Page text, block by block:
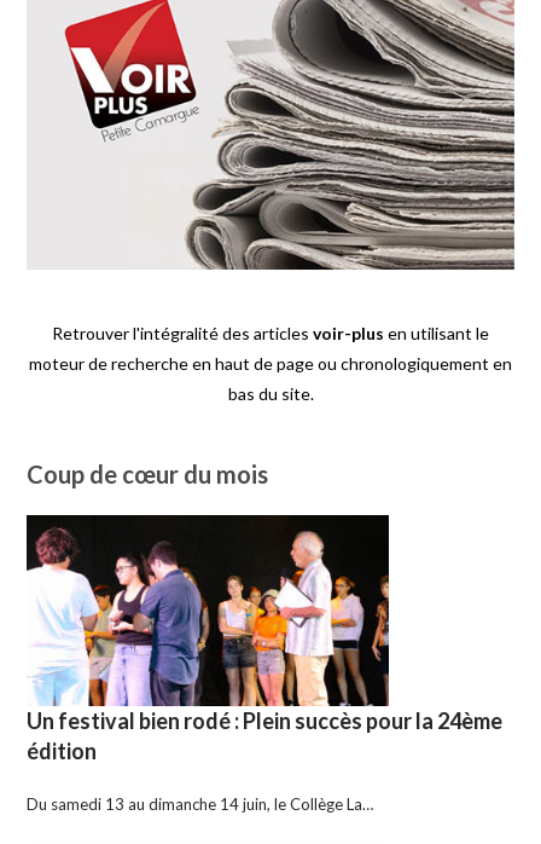
Retrouver l'intégralité des articles voir-plus en utilisant le
moteur de recherche en haut de page ou chronologiquement en
bas du site.
Coup de cœur du mois
Un festival bien rodé : Plein succès pour la 24ème
édition
Du samedi 13 au dimanche 14 juin, le Collège La…